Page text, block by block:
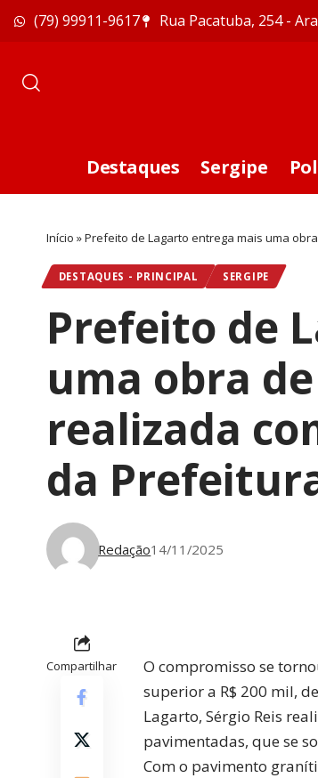
(79) 99911-9617 Rua Pacatuba, 254 -
Destaques Sergipe
Início »Prefeito de Lagarto entrega mais uma
DESTAQUES - PRINCIPAL SERGIPE
Prefeito de
uma obra
realizada
da
Redação14/11/2025
Compartilhar
O compromisso se
superior a R$ 200 mil,
Lagarto, Sérgio Reis
pavimentadas, que se
Com o pavimento